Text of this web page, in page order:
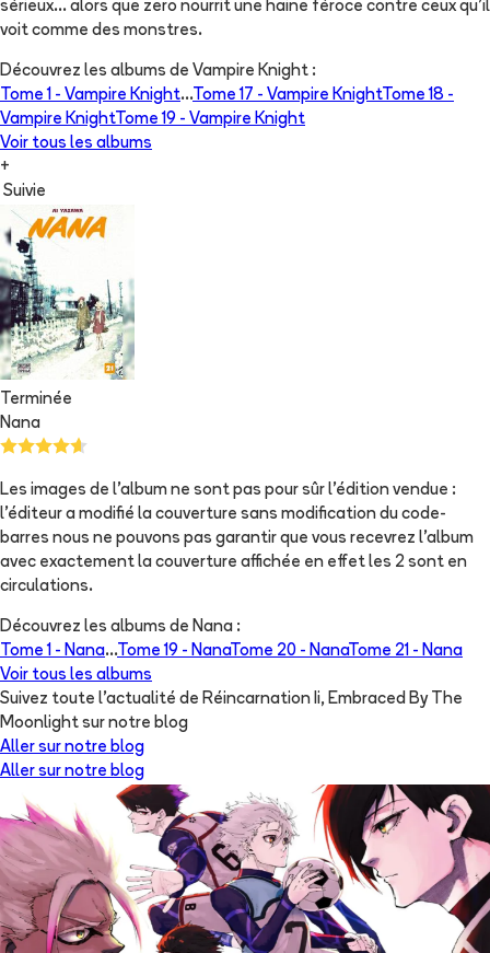
sérieux... alors que zero nourrit une haine féroce contre ceux qu'il
voit comme des monstres.
Découvrez les albums de Vampire Knight :
Tome 1 - Vampire Knight...Tome 17 - Vampire KnightTome 18 -
Vampire KnightTome 19 - Vampire Knight
Voir tous les albums
+
Suivie
Terminée
Nana
Les images de l'album ne sont pas pour sûr l'édition vendue :
l'éditeur a modifié la couverture sans modification du code-
barres nous ne pouvons pas garantir que vous recevrez l'album
avec exactement la couverture affichée en effet les 2 sont en
circulations.
Découvrez les albums de Nana :
Tome 1 - Nana...Tome 19 - NanaTome 20 - NanaTome 21 - Nana
Voir tous les albums
Suivez toute l'actualité de Réincarnation Ii, Embraced By The
Moonlight sur notre blog
Aller sur notre blog
Aller sur notre blog